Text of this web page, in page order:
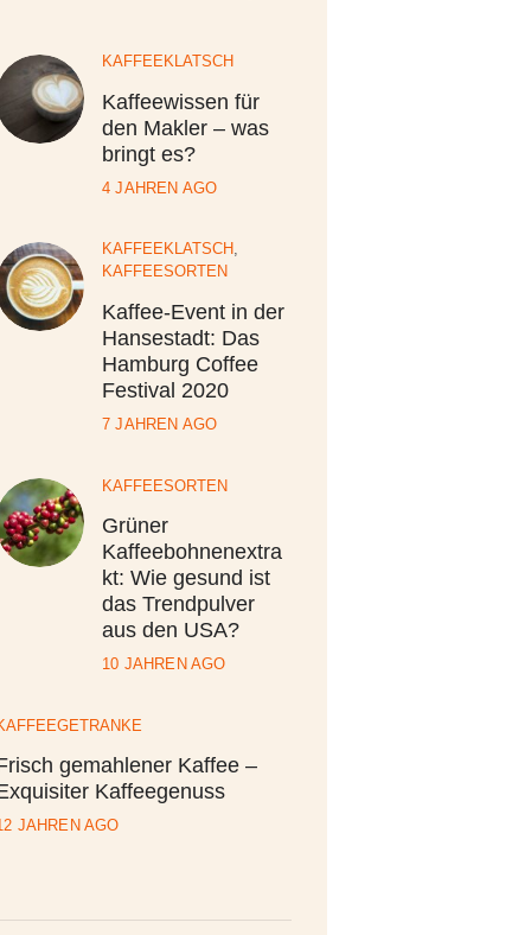
KAFFEEKLATSCH
Kaffeewissen für
den Makler – was
bringt es?
4 JAHREN AGO
KAFFEEKLATSCH,
KAFFEESORTEN
Kaffee-Event in der
Hansestadt: Das
Hamburg Coffee
Festival 2020
7 JAHREN AGO
KAFFEESORTEN
Grüner
Kaffeebohnenextra
kt: Wie gesund ist
das Trendpulver
aus den USA?
10 JAHREN AGO
gemahlener Kaffee –
Kaffeegenuss
JAHREN AGO